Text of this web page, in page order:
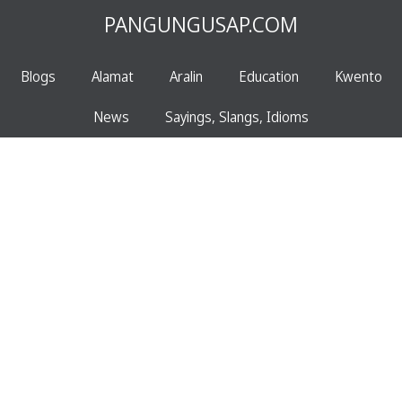
PANGUNGUSAP.COM
Blogs Alamat Aralin Education Kwento
News Sayings, Slangs, Idioms